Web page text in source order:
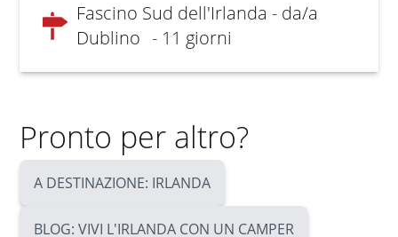
Fascino Sud dell'Irlanda - da/a
Dublino - 11 giorni
Pronto per altro?
A DESTINAZIONE: IRLANDA
BLOG: VIVI L'IRLANDA CON UN CAMPER